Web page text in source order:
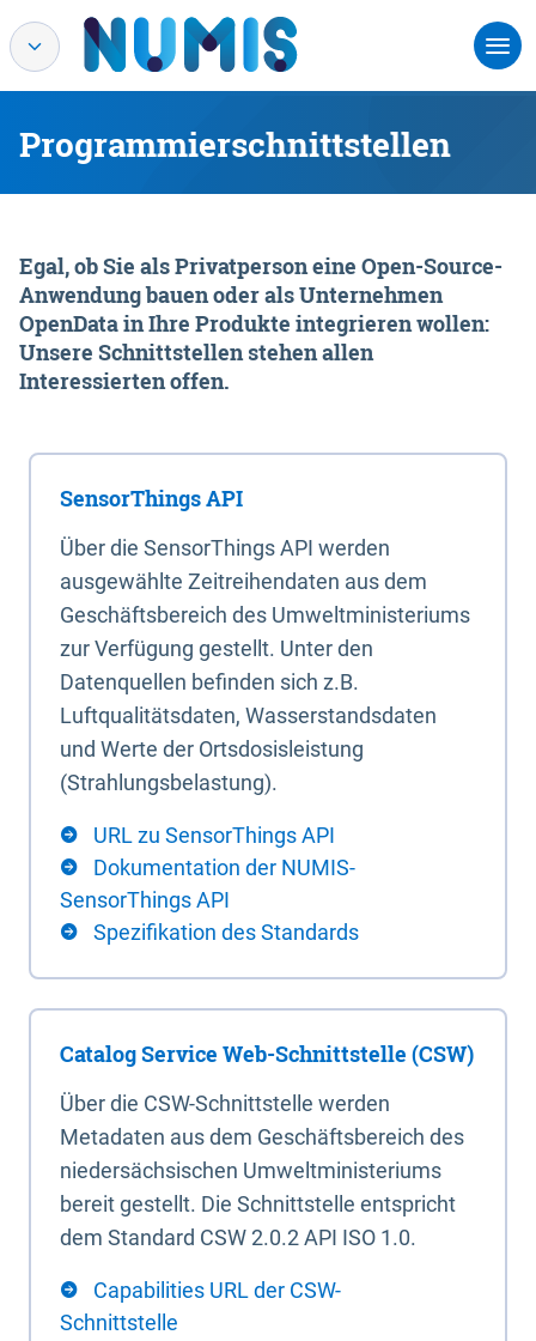
Programmierschnittstellen
Egal, ob Sie als Privatperson eine Open-Source-
Anwendung bauen oder als Unternehmen
OpenData in Ihre Produkte integrieren wollen:
Unsere Schnittstellen stehen allen
Interessierten offen.
SensorThings API
Über die SensorThings API werden
ausgewählte Zeitreihendaten aus dem
Geschäftsbereich des Umweltministeriums
zur Verfügung gestellt. Unter den
Datenquellen befinden sich z.B.
Luftqualitätsdaten, Wasserstandsdaten
und Werte der Ortsdosisleistung
(Strahlungsbelastung).
URL zu SensorThings API
Dokumentation der NUMIS-
SensorThings API
Spezifikation des Standards
Catalog Service Web-Schnittstelle (CSW)
Über die CSW-Schnittstelle werden
Metadaten aus dem Geschäftsbereich des
niedersächsischen Umweltministeriums
bereit gestellt. Die Schnittstelle entspricht
dem Standard CSW 2.0.2 API ISO 1.0.
Capabilities URL der CSW-
Schnittstelle